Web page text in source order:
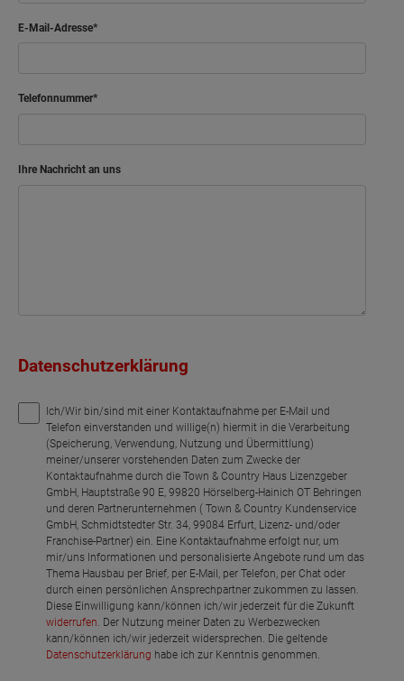
E-Mail-Adresse
Telefonnummer
Ihre Nachricht an uns
Datenschutzerklärung
Ich/Wir bin/sind mit einer Kontaktaufnahme per E-Mail und
Telefon einverstanden und willige(n) hiermit in die Verarbeitung
(Speicherung, Verwendung, Nutzung und Übermittlung)
meiner/unserer vorstehenden Daten zum Zwecke der
Kontaktaufnahme durch die Town & Country Haus Lizenzgeber
GmbH, Hauptstraße 90 E, 99820 Hörselberg-Hainich OT Behringen
und deren Partnerunternehmen ( Town & Country Kundenservice
GmbH, Schmidtstedter Str. 34, 99084 Erfurt, Lizenz- und/oder
Franchise-Partner) ein. Eine Kontaktaufnahme erfolgt nur, um
mir/uns Informationen und personalisierte Angebote rund um das
Thema Hausbau per Brief, per E-Mail, per Telefon, per Chat oder
durch einen persönlichen Ansprechpartner zukommen zu lassen.
Diese Einwilligung kann/können ich/wir jederzeit für die Zukunft
widerrufen . Der Nutzung meiner Daten zu Werbezwecken
kann/können ich/wir jederzeit widersprechen. Die geltende
Datenschutzerklärung habe ich zur Kenntnis genommen.